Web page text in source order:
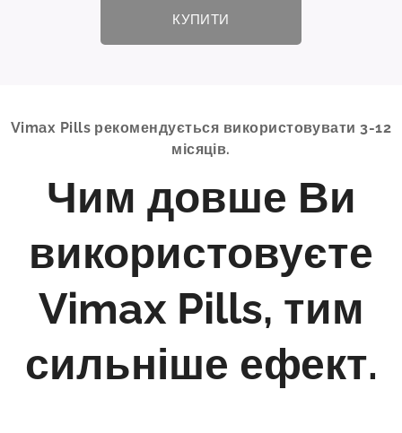
КУПИТИ
Vimax Pills рекомендується використовувати 3-12
місяців.
Чим довше Ви
використовуєте
Vimax Pills, тим
сильніше ефект.